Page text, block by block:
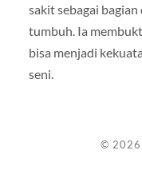
sakit sebagai
tumbuh. Ia
bisa menjadi
seni.
© 2026